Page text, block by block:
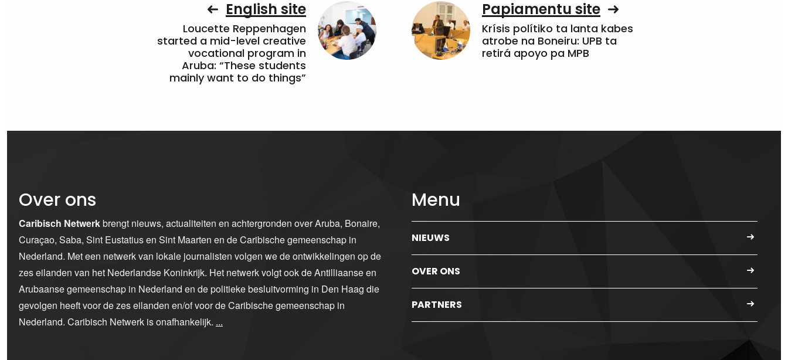
English site
Loucette Reppenhagen
started a mid-level creative
vocational program in
Aruba: “These students
mainly want to do things”
Papiamentu site
Krísis polítiko ta lanta kabes
atrobe na Boneiru: UPB ta
retirá apoyo pa MPB
Over ons
Caribisch Netwerkbrengt nieuws, actualiteiten en achtergronden over Aruba, Bonaire,
Curaçao, Saba, Sint Eustatius en Sint Maarten en de Caribische gemeenschap in
Nederland. Met een netwerk van lokale journalisten volgen we de ontwikkelingen op de
zes eilanden van het Nederlandse Koninkrijk. Het netwerk volgt ook de Antilliaanse en
Arubaanse gemeenschap in Nederland en de politieke besluitvorming in Den Haag die
gevolgen heeft voor de zes eilanden en/of voor de Caribische gemeenschap in
Nederland. Caribisch Netwerk is onafhankelijk. ...
Menu
NIEUWS
OVER ONS
PARTNERS